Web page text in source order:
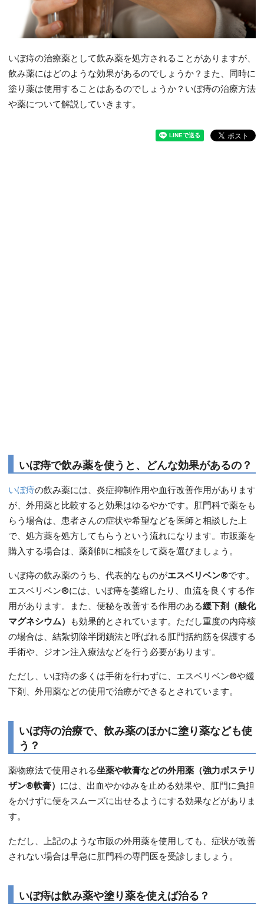
いぼ痔の治療薬として飲み薬を処方されることがありますが、
飲み薬にはどのような効果があるのでしょうか？また、同時に
塗り薬は使用することはあるのでしょうか？いぼ痔の治療方法
や薬について解説していきます。
いぼ痔で飲み薬を使うと、どんな効果があるの？
いぼ痔の飲み薬には、炎症抑制作用や血行改善作用があります
が、外用薬と比較すると効果はゆるやかです。肛門科で薬をも
らう場合は、患者さんの症状や希望などを医師と相談した上
で、処方薬を処方してもらうという流れになります。市販薬を
購入する場合は、薬剤師に相談をして薬を選びましょう。
いぼ痔の飲み薬のうち、代表的なものがエスベリベン®です。
エスベリベン®には、いぼ痔を萎縮したり、血流を良くする作
用があります。また、便秘を改善する作用のある緩下剤（酸化
マグネシウム）
も効果的とされています。ただし重度の内痔核
の場合は、結紮切除半閉鎖法と呼ばれる肛門括約筋を保護する
手術や、ジオン注入療法などを行う必要があります。
ただし、いぼ痔の多くは手術を行わずに、エスベリベン®や緩
下剤、外用薬などの使用で治療ができるとされています。
いぼ痔の治療で、飲み薬のほかに塗り薬なども使
う？
薬物療法で使用される坐薬や軟膏などの外用薬（強力ポステリ
ザン®軟膏） には、出血やかゆみを止める効果や、肛門に負担
をかけずに便をスムーズに出せるようにする効果などがありま
す。
ただし、上記のような市販の外用薬を使用しても、症状が改善
されない場合は早急に肛門科の専門医を受診しましょう。
いぼ痔は飲み薬や塗り薬を使えば治る？